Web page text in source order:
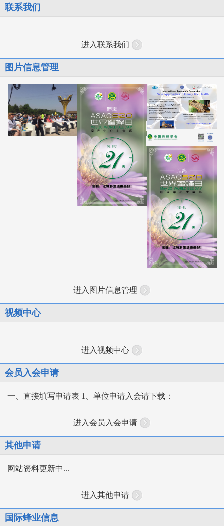
联系我们
进入联系我们
图片信息管理
进入图片信息管理
视频中心
进入视频中心
会员入会申请
一、直接填写申请表 1、单位申请入会请下载：
进入会员入会申请
其他申请
网站资料更新中...
进入其他申请
国际蜂业信息